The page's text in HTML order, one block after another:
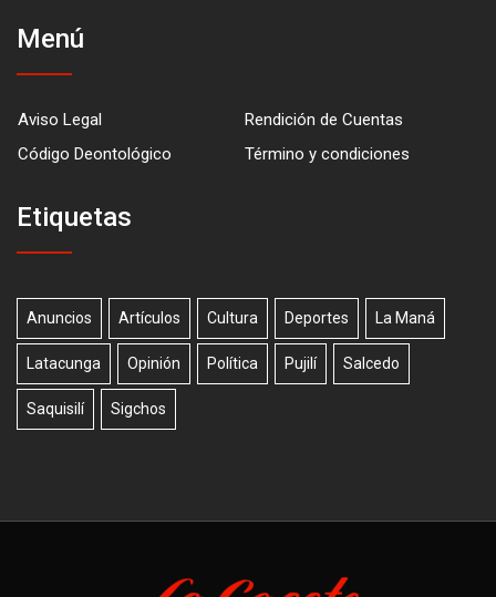
Menú
Aviso Legal
Rendición de Cuentas
Código Deontológico
Término y condiciones
Etiquetas
Anuncios Artículos Cultura Deportes La Maná
Latacunga Opinión Política Pujilí Salcedo
Saquisilí Sigchos